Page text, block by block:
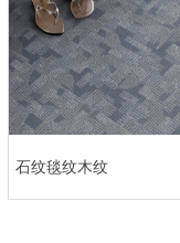
石纹毯纹木纹